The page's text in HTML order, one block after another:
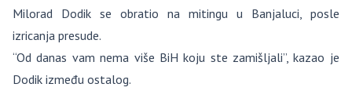
Milorad Dodik se obratio na mitingu u Banjaluci, posle
izricanja presude.
“Od danas vam nema više BiH koju ste zamišljali”, kazao je
Dodik između ostalog.